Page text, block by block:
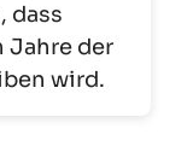
dass
Jahre der
wird.